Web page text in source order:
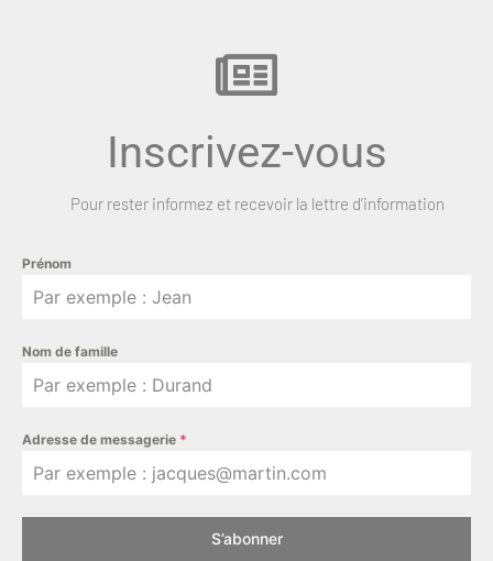
Inscrivez-vous
Pour rester informez et recevoir la lettre d’information
Prénom
Nom de famille
Adresse de messagerie *
S’abonner